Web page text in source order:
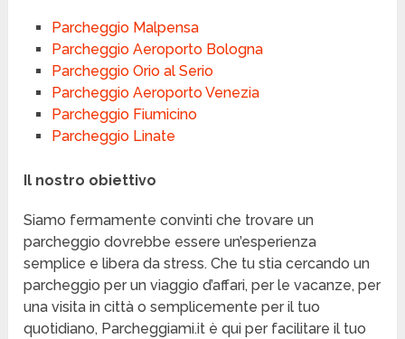
Parcheggio Malpensa
Parcheggio Aeroporto Bologna
Parcheggio Orio al Serio
Parcheggio Aeroporto Venezia
Parcheggio Fiumicino
Parcheggio Linate
Il nostro obiettivo
Siamo fermamente convinti che trovare un
parcheggio dovrebbe essere un’esperienza
semplice e libera da stress. Che tu stia cercando un
parcheggio per un viaggio d’affari, per le vacanze, per
una visita in città o semplicemente per il tuo
quotidiano, Parcheggiami.it è qui per facilitare il tuo